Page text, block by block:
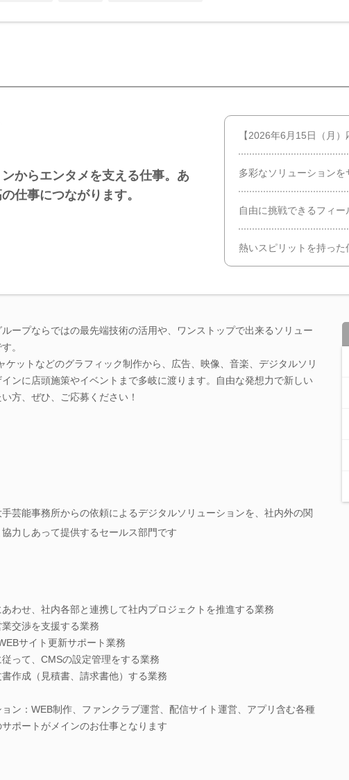
からエンタメを支える仕事。あ
仕事につながります。
【2026年6月15日（月）
多彩なソリューションを
自由に挑戦できるフィ
熱いスピリットを持った
ープならではの最先端技術の活用や、ワンストップで出来るソリュー
。
ケットなどのグラフィック制作から、広告、映像、音楽、デジタルソリ
インに店頭施策やイベントまで多岐に渡ります。自由な発想力で新しい
方、ぜひ、ご応募ください！
芸能事務所からの依頼によるデジタルソリューションを、社内外の関
力しあって提供するセールス部門です
あわせ、社内各部と連携して社内プロジェクトを推進する業務
交渉を支援する業務
サイト更新サポート業務
従って、CMSの設定管理をする業務
書作成（見積書、請求書他）する業務
ン：WEB制作、ファンクラブ運営、配信サイト運営、アプリ含む各種
ポートがメインのお仕事となります